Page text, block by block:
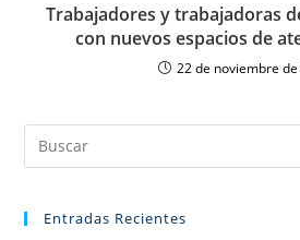
Trabajadores y trabajadoras
con nuevos espacios de
22 de noviembre
Entradas Recientes